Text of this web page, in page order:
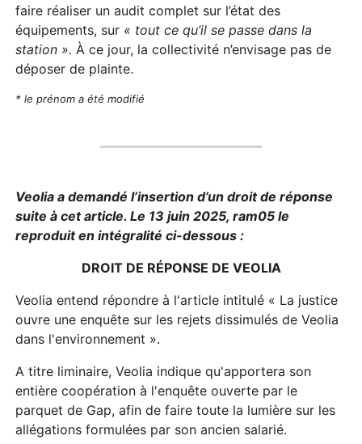
faire réaliser un audit complet sur l’état des
équipements, sur « tout ce qu’il se passedans la
station ». À ce jour, la collectivité n’envisage pas de
déposer de plainte.
* le prénom a été modifié
Veolia a demandé l’insertion d’un droit de réponse
suite à cet article. Le 13 juin 2025, ram05 le
reproduit en intégralité ci-dessous :
DROIT DE RÉPONSE DE VEOLIA
Veolia entend répondre à l'article intitulé « La justice
ouvre une enquête sur les rejets dissimulés de Veolia
dans l'environnement ».
A titre liminaire, Veolia indique qu'apportera son
entière coopération à l'enquête ouverte par le
parquet de Gap, afin de faire toute la lumière sur les
allégations formulées par son ancien salarié.